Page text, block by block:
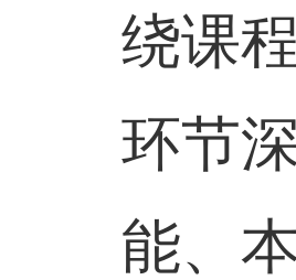
绕课
环节
能、